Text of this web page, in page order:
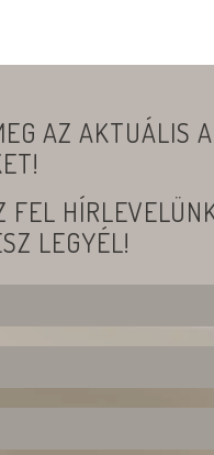
AZ AKTUÁLIS
FEL
LEGYÉL!